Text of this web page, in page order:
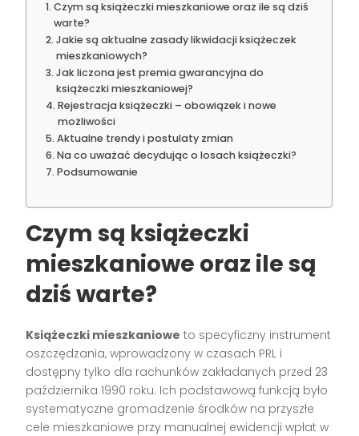
Czym są książeczki mieszkaniowe oraz ile są dziś
warte?
Jakie są aktualne zasady likwidacji książeczek
mieszkaniowych?
Jak liczona jest premia gwarancyjna do
książeczki mieszkaniowej?
Rejestracja książeczki – obowiązek i nowe
możliwości
Aktualne trendy i postulaty zmian
Na co uważać decydując o losach książeczki?
Podsumowanie
Czym są książeczki
mieszkaniowe oraz ile są
dziś warte?
Książeczki mieszkaniowe to specyficzny instrument
oszczędzania, wprowadzony w czasach PRL i
dostępny tylko dla rachunków zakładanych przed 23
października 1990 roku. Ich podstawową funkcją było
systematyczne gromadzenie środków na przyszłe
cele mieszkaniowe przy manualnej ewidencji wpłat w